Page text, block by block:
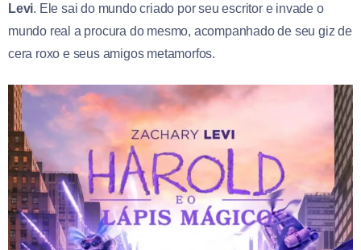
Levi. Ele sai do mundo criado por seu escritor e invade o
mundo real a procura do mesmo, acompanhado de seu giz de
cera roxo e seus amigos metamorfos.